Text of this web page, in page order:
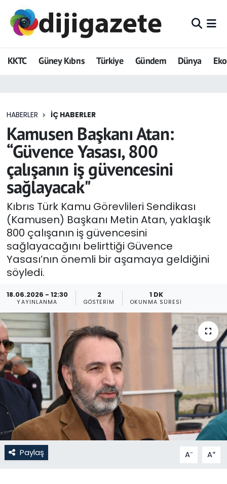
KKTC Güney Kıbrıs Türkiye Gündem Dünya
HABERLER İÇ HABERLER
Kamusen Başkanı Atan:
“Güvence Yasası, 800
çalışanın iş güvencesini
sağlayacak"
Kıbrıs Türk Kamu Görevlileri Sendikası
(Kamusen) Başkanı Metin Atan, yaklaşık
800 çalışanın iş güvencesini
sağlayacağını belirttiği Güvence
Yasası’nın önemli bir aşamaya geldiğini
söyledi.
18.06.2026 - 12:30
YAYINLANMA
2
GÖSTERIM
1 DK
OKUNMA SÜRESI
Paylaş A- A+
ADVERTORIAL
Dijigazete
Eğitim
Ekonomi
Foto Galeri
GEZİ
Güncel
Gündem
KKTC
KKTC YEREL SEÇİM 2018
Kültür Sanat
Magazin
Moda
Nöbetçi Eczaneler
Otomobil Dünyası
Politika
Hava Durumu
Trafik Durumu
Tüm Manşetler
Son Dakika Haberleri
Haber Arşivi